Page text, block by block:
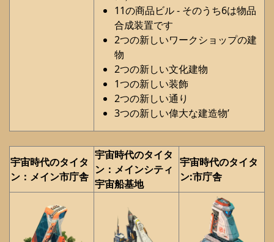
11の商品ビル - そのうち6は物品
合成装置です
2つの新しいワークショップの建
物
2つの新しい文化建物
1つの新しい装飾
2つの新しい通り
3つの新しい偉大な建造物’
宇宙時代のタイタ
ン：メイン市庁舎
宇宙時代のタイタ
ン：メインシティ
宇宙船基地
宇宙時代のタイタ
ン:市庁舎